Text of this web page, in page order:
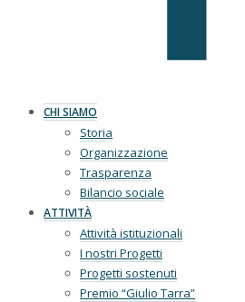
CHI SIAMO
Storia
Organizzazione
Trasparenza
Bilancio sociale
ATTIVITÀ
Attività istituzionali
I nostri Progetti
Progetti sostenuti
Premio “Giulio Tarra”